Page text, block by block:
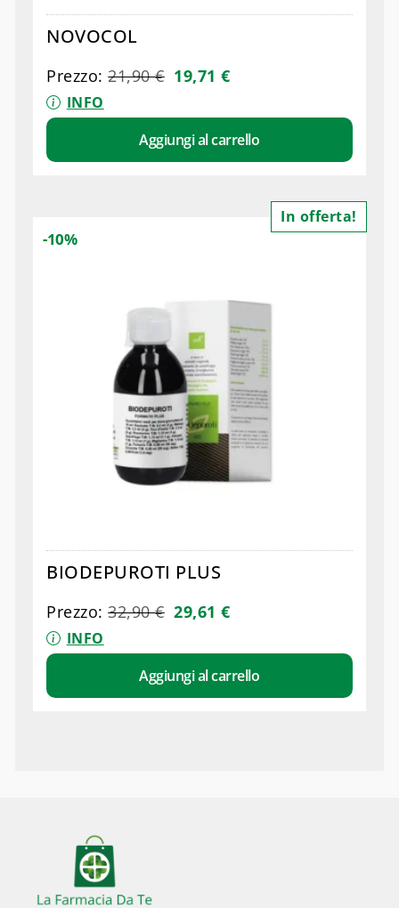
NOVOCOL
Prezzo:21,90€ 19,71€
INFO
Aggiungi al carrello
BIODEPUROTI PLUS
Prezzo:32,90€ 29,61€
INFO
Aggiungi al carrello
In offerta!
-10%